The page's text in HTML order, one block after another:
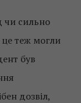
чи сильно
це теж могли
був
дозвіл,